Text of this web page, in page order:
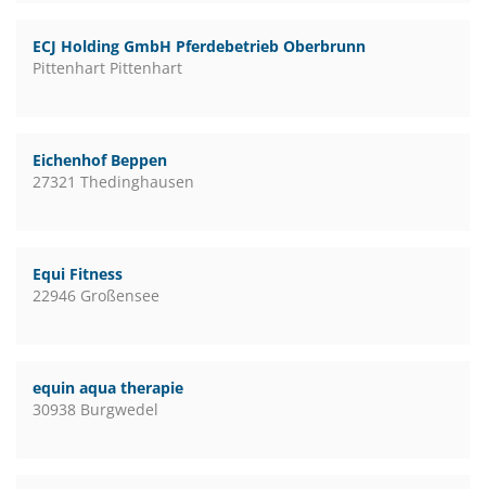
ECJ Holding GmbH Pferdebetrieb Oberbrunn
Pittenhart Pittenhart
Eichenhof Beppen
27321 Thedinghausen
Equi Fitness
22946 Großensee
equin aqua therapie
30938 Burgwedel